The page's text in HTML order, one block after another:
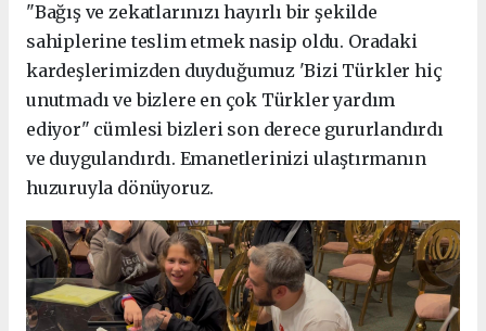
"Bağış ve zekatlarınızı hayırlı bir şekilde
sahiplerine teslim etmek nasip oldu. Oradaki
kardeşlerimizden duyduğumuz 'Bizi Türkler hiç
unutmadı ve bizlere en çok Türkler yardım
ediyor" cümlesi bizleri son derece gururlandırdı
ve duygulandırdı. Emanetlerinizi ulaştırmanın
huzuruyla dönüyoruz.